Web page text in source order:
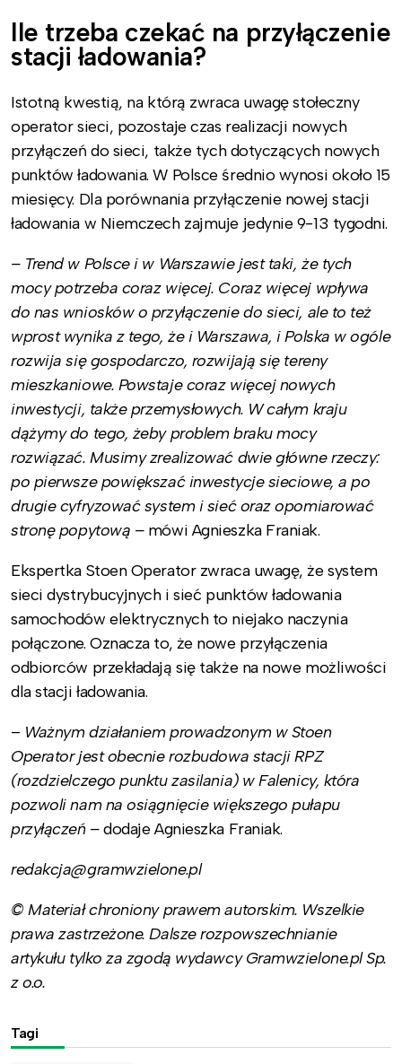
Ile trzeba czekać na przyłączenie
stacji ładowania?
Istotną kwestią, na którą zwraca uwagę stołeczny
operator sieci, pozostaje czas realizacji nowych
przyłączeń do sieci, także tych dotyczących nowych
punktów ładowania. W Polsce średnio wynosi około 15
miesięcy. Dla porównania przyłączenie nowej stacji
ładowania w Niemczech zajmuje jedynie 9-13 tygodni.
– Trend w Polsce i w Warszawie jest taki, że tych
mocy potrzeba coraz więcej. Coraz więcej wpływa
do nas wniosków o przyłączenie do sieci, ale to też
wprost wynika z tego, że i Warszawa, i Polska w ogóle
rozwija się gospodarczo, rozwijają się tereny
mieszkaniowe. Powstaje coraz więcej nowych
inwestycji, także przemysłowych. W całym kraju
dążymy do tego, żeby problem braku mocy
rozwiązać. Musimy zrealizować dwie główne rzeczy:
po pierwsze powiększać inwestycje sieciowe, a po
drugie cyfryzować system i sieć oraz opomiarować
stronę popytową – mówi Agnieszka Franiak.
Ekspertka Stoen Operator zwraca uwagę, że system
sieci dystrybucyjnych i sieć punktów ładowania
samochodów elektrycznych to niejako naczynia
połączone. Oznacza to, że nowe przyłączenia
odbiorców przekładają się także na nowe możliwości
dla stacji ładowania.
– Ważnym działaniem prowadzonym w Stoen
Operator jest obecnie rozbudowa stacji RPZ
(rozdzielczego punktu zasilania) w Falenicy, która
pozwoli nam na osiągnięcie większego pułapu
przyłączeń –dodaje Agnieszka Franiak.
redakcja@gramwzielone.pl
© Materiał chroniony prawem autorskim. Wszelkie
prawa zastrzeżone. Dalsze rozpowszechnianie
artykułu tylko za zgodą wydawcy Gramwzielone.pl Sp.
z o.o.
Tagi